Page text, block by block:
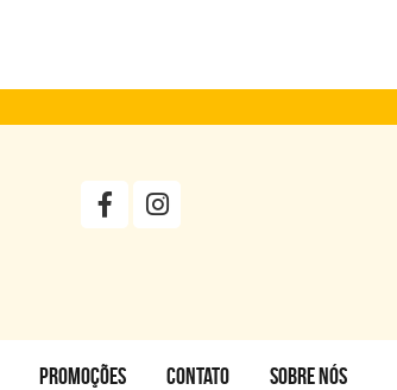
PROMOÇÕES CONTATO SOBRE NÓS